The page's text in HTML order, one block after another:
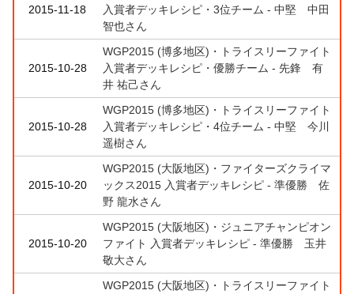
2015-11-18
入賞者デッキレシピ・3位チーム - 中堅 中田
智也さん
2015-10-28
WGP2015 (博多地区)・トライスリーファイト
入賞者デッキレシピ・優勝チーム - 先鋒 有
井 祐己さん
2015-10-28
WGP2015 (博多地区)・トライスリーファイト
入賞者デッキレシピ・4位チーム - 中堅 今川
遥樹さん
2015-10-20
WGP2015 (大阪地区)・ファイターズクライマ
ックス2015 入賞者デッキレシピ - 準優勝 佐
野 龍水さん
2015-10-20
WGP2015 (大阪地区)・ジュニアチャンピオン
ファイト 入賞者デッキレシピ - 準優勝 玉井
敬大さん
WGP2015 (大阪地区)・トライスリーファイト